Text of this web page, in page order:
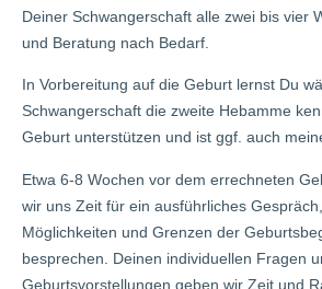
Deiner Schwangerschaft alle zwei bis vier
und Beratung nach Bedarf.
In Vorbereitung auf die Geburt lernst Du
Schwangerschaft die zweite Hebamme
Geburt unterstützen und ist ggf. auch
Etwa 6-8 Wochen vor dem errechneten
wir uns Zeit für ein ausführliches
Möglichkeiten und Grenzen der
besprechen. Deinen individuellen Fragen
Geburtsvorstellungen geben wir Zeit und